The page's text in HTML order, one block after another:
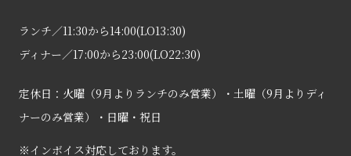
ランチ／11:30から14:00(LO13:30)
ディナー／17:00から23:00(LO22:30)
定休日：火曜（9月よりランチのみ営業）・土曜（9月よりディ
ナーのみ営業）・日曜・祝日
※インボイス対応しております。